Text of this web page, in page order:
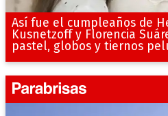
Así fue el cumpleaños de
Kusnetzoff y Florencia
pastel, globos y tiernos